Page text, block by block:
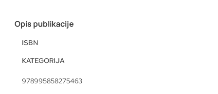
Opis publikacije
ISBN
KATEGORIJA
978995858275463